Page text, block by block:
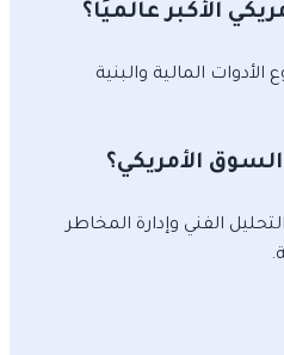
الأكبر عالميًا؟
المالية والبنية
الأمريكي؟
الفني وإدارة المخاطر